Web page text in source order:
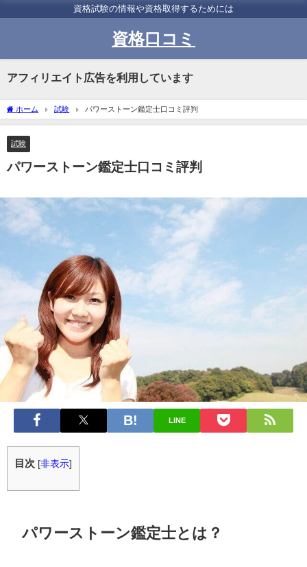
資格試験の情報や資格取得するためには
資格口コミ
アフィリエイト広告を利用しています
ホーム 試験 パワーストーン鑑定士口コミ評判
試験
パワーストーン鑑定士口コミ評判
LINE
目次 [非表示]
パワーストーン鑑定士とは？